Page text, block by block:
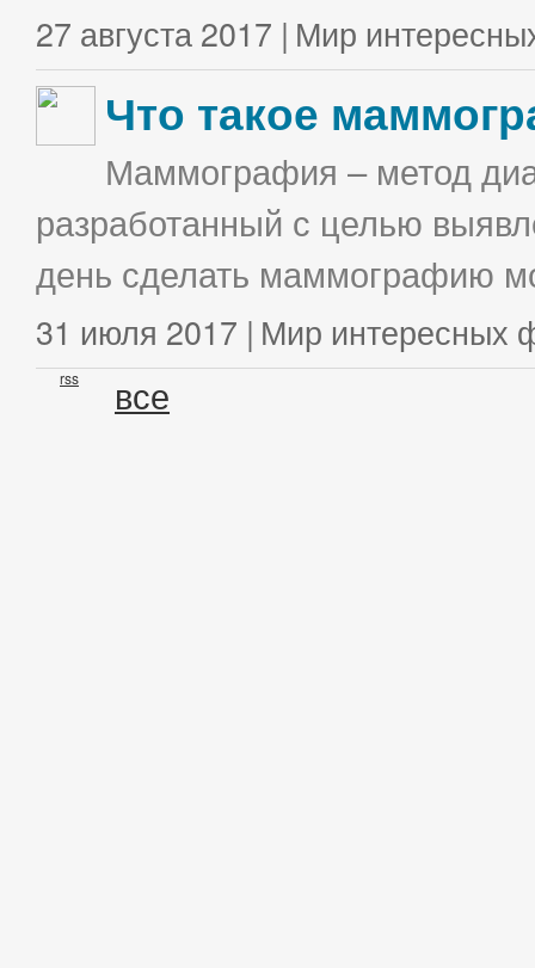
27 августа 2017 | Мир
Что такое
Маммография – метод
разработанный с целью
день сделать маммографию
31 июля 2017 | Мир интересных
rss все